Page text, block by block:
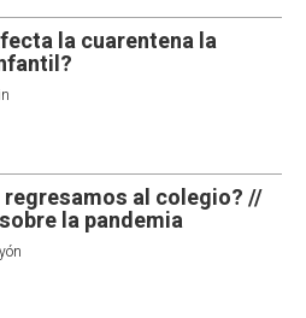
la cuarentena la
regresamos al colegio? //
la pandemia